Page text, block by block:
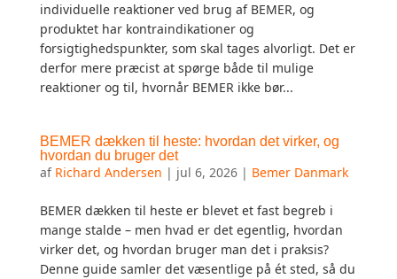
individuelle reaktioner ved brug af BEMER, og
produktet har kontraindikationer og
forsigtighedspunkter, som skal tages alvorligt. Det er
derfor mere præcist at spørge både til mulige
reaktioner og til, hvornår BEMER ikke bør...
BEMER dækken til heste: hvordan det virker, og
hvordan du bruger det
af Richard Andersen | jul 6, 2026| Bemer Danmark
BEMER dækken til heste er blevet et fast begreb i
mange stalde – men hvad er det egentlig, hvordan
virker det, og hvordan bruger man det i praksis?
Denne guide samler det væsentlige på ét sted, så du